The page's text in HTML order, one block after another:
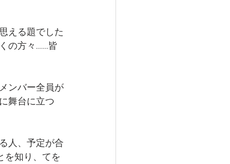
える題でした
の方々……皆
ンバー全員が
舞台に立つ
人、予定が合
を知り、てを